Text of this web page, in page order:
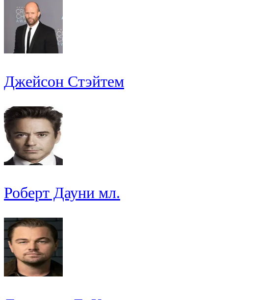
Джейсон Стэйтем
Роберт Дауни мл.